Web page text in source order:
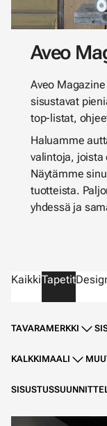
Aveo
Aveo
sisustavat
top-listat,
Haluamme
valintoja, joista
Näytämme
tuotteista.
yhdessä ja
KaikkiTapetit
TAVARAMERKKI
KALKKIMAALI